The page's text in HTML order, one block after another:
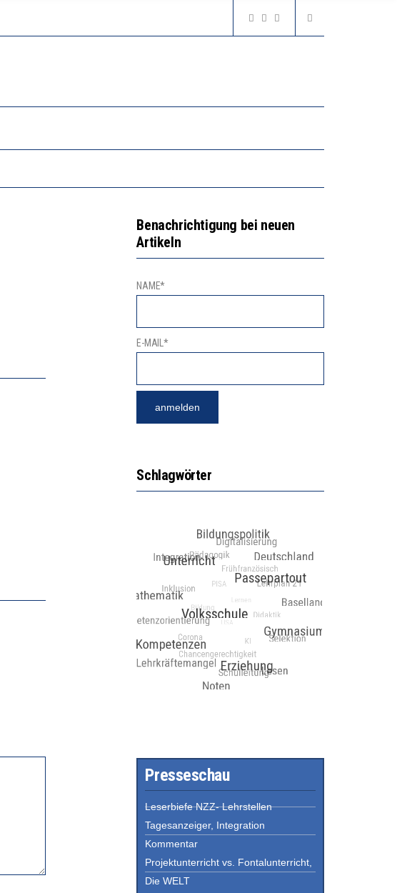
Benachrichtigung bei neuen
Artikeln
NAME*
E-MAIL*
Schlagwörter
Presseschau
Leserbiefe NZZ- Lehrstellen
Tagesanzeiger, Integration
Kommentar
Projektunterricht vs. Fontalunterricht,
Die WELT